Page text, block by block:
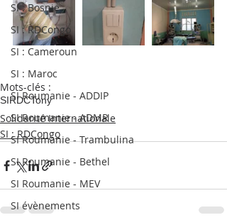
SI : Bosnie
SI : RDCongo
SI : Cameroun
SI : Maroc
SI Roumanie - ADDIP
SI Roumanie - ADMR
SI Roumanie - Trambulina
SI Roumanie - Bethel
SI Roumanie - MEV
SI évènements
Mots-clés :
SIRDCTony
Solidarité Internationale
SI : RDCongo